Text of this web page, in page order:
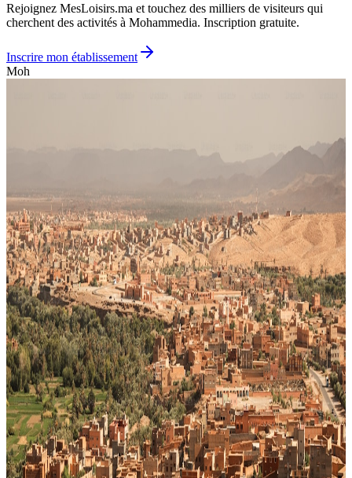
Rejoignez MesLoisirs.ma et touchez des milliers de visiteurs qui
cherchent des activités à Mohammedia. Inscription gratuite.
Inscrire mon établissement
Moh
Casablanca
Casablanca-Settat
111établissements
El Jadida
Casablanca-Settat
3établissements
Settat
Casablanca-Settat
7établissements